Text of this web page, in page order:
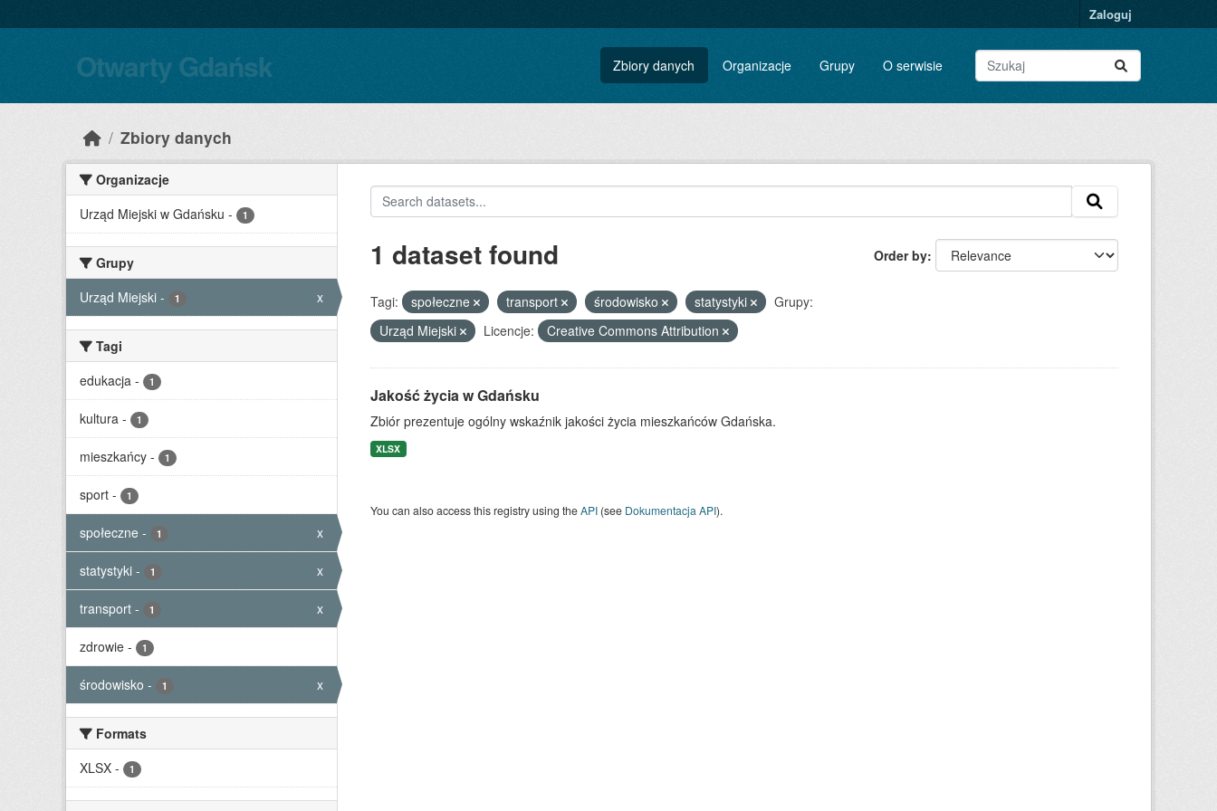
Zaloguj
Otwarty Gdańsk Zbiory danych Organizacje Grupy O serwisie
Zbiory danych
Organizacje
Urząd Miejski w Gdańsku - 1
Grupy
Urząd Miejski - 1 x
Tagi
edukacja - 1
kultura - 1
mieszkańcy - 1
sport - 1
społeczne - 1 x
statystyki - 1 x
transport - 1 x
zdrowie - 1
środowisko - 1 x
Formats
XLSX - 1
Order by
1 dataset found
Tagi: społeczne transport środowisko statystyki
Grupy:
Urząd Miejski
Licencje: Creative Commons Attribution
Jakość życia w Gdańsku
Zbiór prezentuje ogólny wskaźnik jakości życia mieszkańców Gdańska.
XLSX
You can also access this registry using theAPI(see Dokumentacja API).